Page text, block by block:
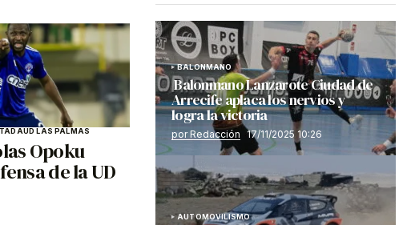
UD LAS PALMAS
Opoku
de la UD
BALONMANO
Balonmano Lanzarote Ciudad de
Arrecife aplaca los nervios y
logra la victoria
por Redacción 17/11/2025 10:26
AUTOMOVILISMO